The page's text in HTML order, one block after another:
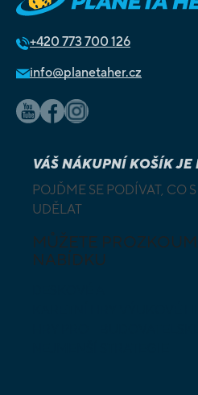
+420 773 700 126
info@planetaher.cz
VÁŠ NÁKUPNÍ KOŠÍK JE
POJĎME SE PODÍVAT, CO
UDĚLAT
MŮŽETE
NABÍDKU